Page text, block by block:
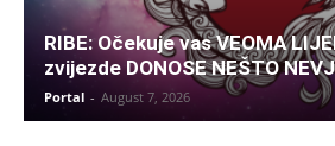
RIBE: Očekuje vas VEOMA
zvijezde DONOSE NEŠTO
Portal - August 7, 2026